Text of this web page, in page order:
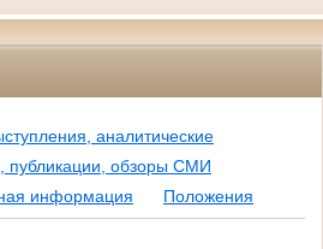
аналитические
публикации, обзоры СМИ
информация Положения